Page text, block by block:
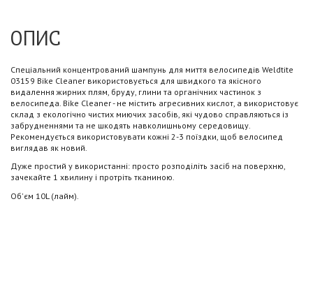
ОПИС
Спеціальний концентрований шампунь для миття велосипедів Weldtite
03159 Bike Cleaner використовується для швидкого та якісного
видалення жирних плям, бруду, глини та органічних частинок з
велосипеда. Bike Cleaner - не містить агресивних кислот, а використовує
склад з екологічно чистих миючих засобів, які чудово справляються із
забрудненнями та не шкодять навколишньому середовищу.
Рекомендується використовувати кожні 2-3 поїздки, щоб велосипед
виглядав як новий.
Дуже простий у використанні: просто розподіліть засіб на поверхню,
зачекайте 1 хвилину і протріть тканиною.
Об'єм 10L (лайм).